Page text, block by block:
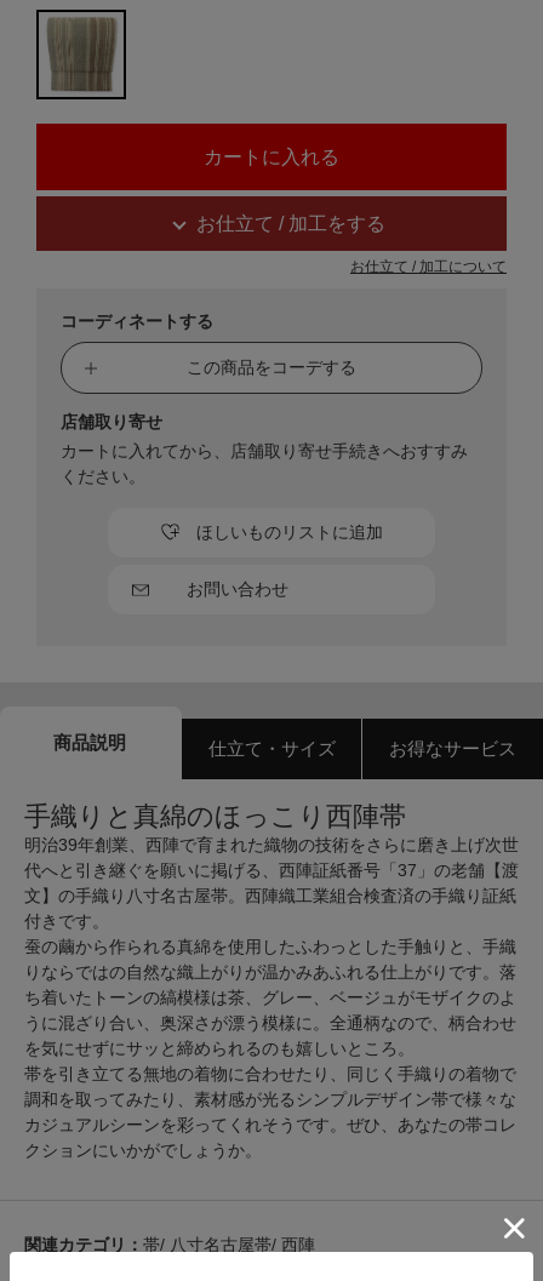
お仕立て / 加工をする
お仕立て / 加工について
コーディネートする
この商品をコーデする
お問い合わせ
ほしいものリストに追加
店舗取り寄せ
カートに入れてから、店舗取り寄せ手続きへおすすみ
ください。
商品説明 仕立て・サイズ お得なサービス
手織りと真綿のほっこり西陣帯
明治39年創業、西陣で育まれた織物の技術をさらに磨き上げ次世
代へと引き継ぐを願いに掲げる、西陣証紙番号「37」の老舗【渡
文】の手織り八寸名古屋帯。西陣織工業組合検査済の手織り証紙
付きです。
蚕の繭から作られる真綿を使用したふわっとした手触りと、手織
りならではの自然な織上がりが温かみあふれる仕上がりです。落
ち着いたトーンの縞模様は茶、グレー、ベージュがモザイクのよ
うに混ざり合い、奥深さが漂う模様に。全通柄なので、柄合わせ
を気にせずにサッと締められるのも嬉しいところ。
帯を引き立てる無地の着物に合わせたり、同じく手織りの着物で
調和を取ってみたり、素材感が光るシンプルデザイン帯で様々な
カジュアルシーンを彩ってくれそうです。ぜひ、あなたの帯コレ
クションにいかがでしょうか。
関連カテゴリ： 帯/ 八寸名古屋帯/ 西陣